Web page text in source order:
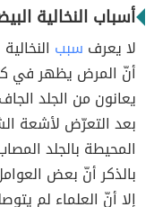
أسباب النخالية
لا يعرف سبب
أنّ المرض يظهر في
يعانون من الجلد
بعد التعرّض لأشعة
المحيطة بالجلد
بالذكر أنّ بعض
إلا أنّ العلماء لم